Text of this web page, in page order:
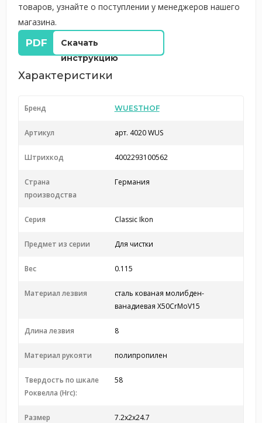
товаров, узнайте о поступлении у менеджеров нашего
магазина.
Скачать
инструкцию
Характеристики
Бренд WUESTHOF
Артикул арт. 4020 WUS
Штрихкод 4002293100562
Страна
производства
Германия
Серия Classic Ikon
Предмет из серии Для чистки
Вес 0.115
Материал лезвия
сталь кованая молибден-
ванадиевая X50CrMoV15
Длина лезвия 8
Материал рукояти полипропилен
Твердость по шкале
Роквелла (Hrc):
58
Размер 7.2x2x24.7